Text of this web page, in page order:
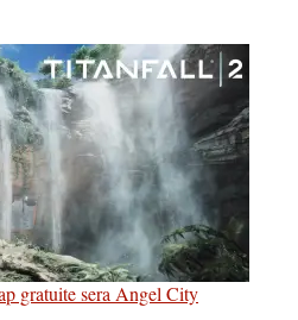
gratuite sera Angel City